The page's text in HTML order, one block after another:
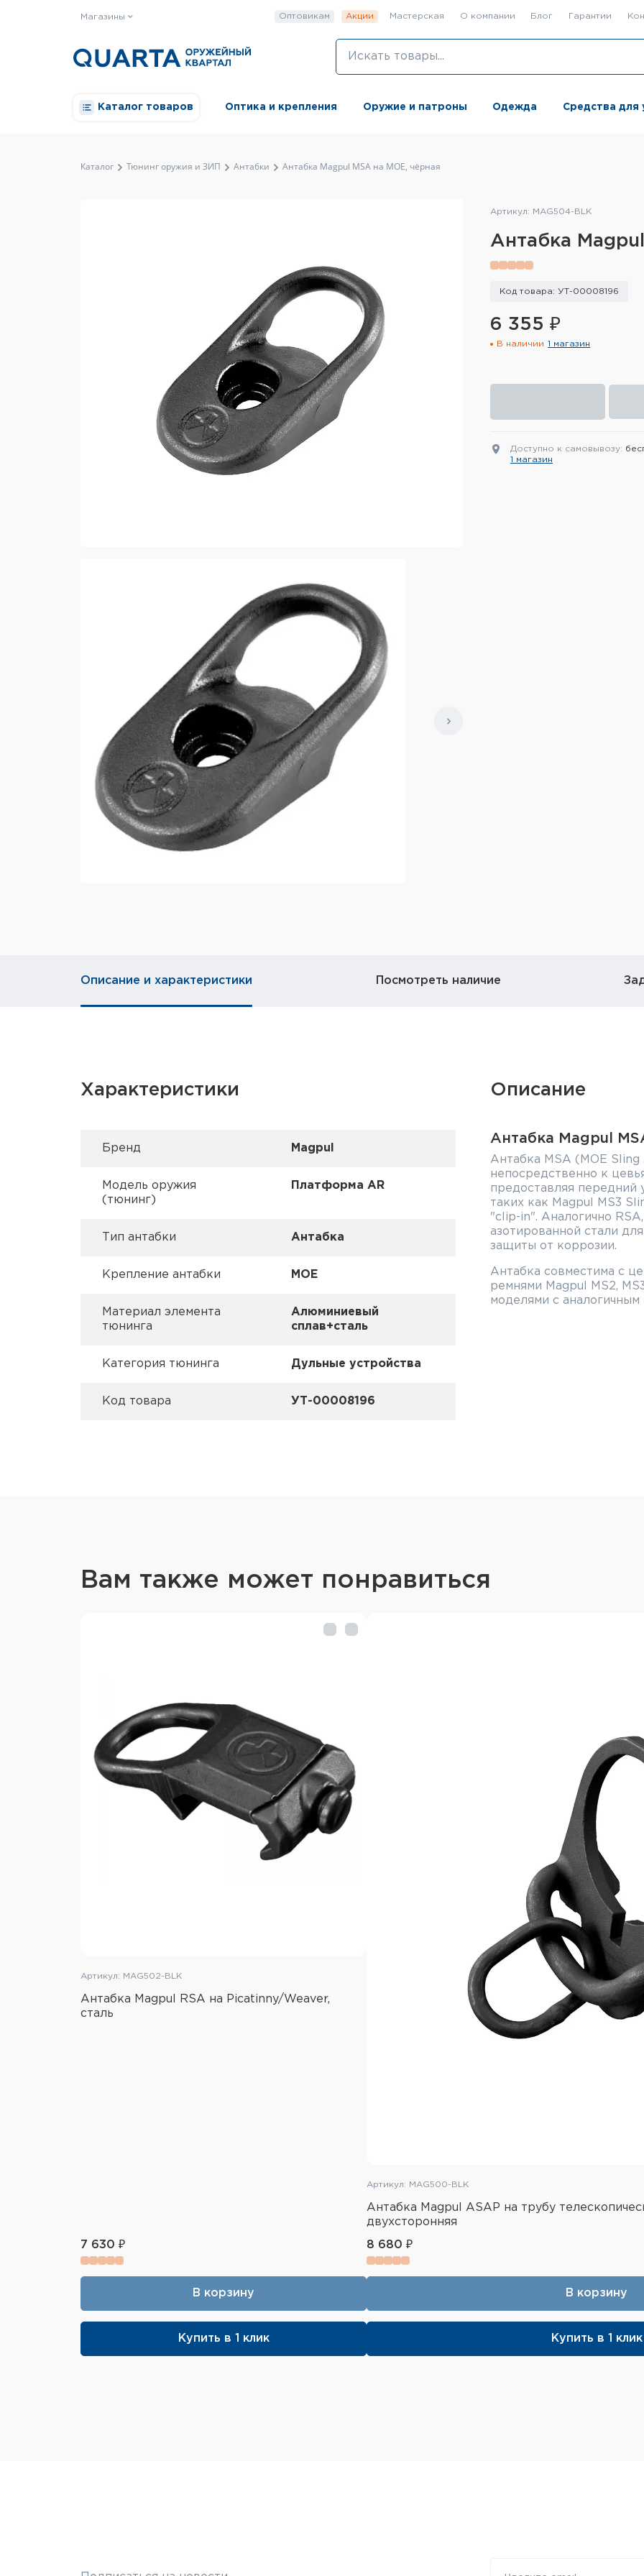
Магазины Оптовикам Акции Мастерская О компании Блог Гарантии
Каталог товаров Оптика и крепления Оружие и патроны Одежда Средства для
Каталог Тюнинг оружия и ЗИП Антабки Антабка Magpul MSA на MOE, чёрная
Артикул: MAG504-BLK
Антабка
Код товара: УТ-00008196
6 355 ₽
В наличии 1 магазин
Доступно к самовывозу:
1 магазин
Описание и характеристики Посмотреть наличие
Характеристики
Брeнд Magpul
Модель оружия
(тюнинг)
Платформа AR
Тип антабки Антабка
Крепление антабки MOE
Материал элемента
тюнинга
Алюминиевый
сплав+сталь
Категория тюнинга Дульные устройства
Код товара УТ-00008196
Описание
Антабка Magpul
Антабка MSA (MOE
непосредственно к
предоставляя передний
таких как Magpul MS3
"clip-in". Аналогично
азотированной стали
защиты от коррозии.
Антабка совместима с
ремнями Magpul MS2,
моделями с аналогичным
Вам также может понравиться
Артикул: MAG502-BLK
Антабка Magpul RSA на Picatinny/Weaver,
сталь
7 630 ₽
В корзину
Купить в 1 клик
Артикул: MAG500-BLK
Антабка Magpul ASAP на трубу
двухсторонняя
8 680 ₽
В корзину
Купить в 1 клик